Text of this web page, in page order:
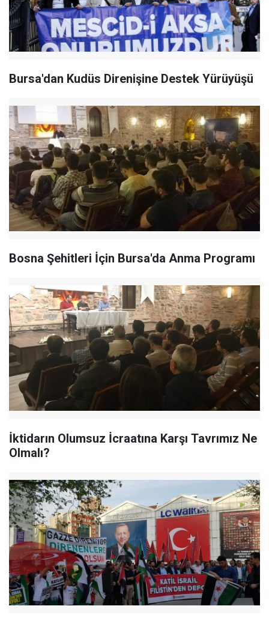
Bursa'dan Kudüs Direnişine Destek Yürüyüşü
Bosna Şehitleri İçin Bursa'da Anma Programı
İktidarın Olumsuz İcraatına Karşı Tavrımız Ne
Olmalı?